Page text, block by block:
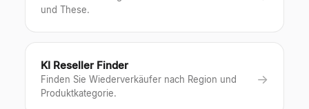
und These.
KI Reseller Finder
Finden Sie Wiederverkäufer nach Region und
Produktkategorie.
→